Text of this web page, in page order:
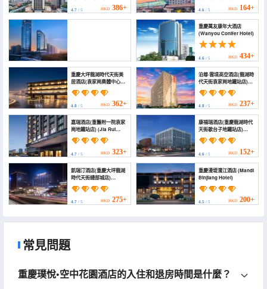
4.7 / 5 HKD 386+ 4.6/ 5 HKD 164+
Sky·雲際51高空江景度假酒店(重慶奧體中心龍湖時代天
街店) (Sky · Yunji 51 High altitude River View Resort
Hotel(
OlympicSportsCenterLonghuTimesTianjieBranch))
4.7/ 5 HKD 486+
重慶萬友康年大酒店
(Wanyou Conifer Hotel)
4.6/ 5 HKD 434+
重慶大坪龍湖時代天街美
居酒店(袁家崗奧體中心店)
(Mercure Chongqing
Daping Longfor Times
Paradise Walk
(Yuanjiagang Olympic))
4.8 / 5 HKD 362+
泊尊·雲境高空酒店(龍湖時
代天街袁家崗地鐵站店)
(Bozun Yunjing High
Altitude Hotel (Longhu
Times Tianjie
Yuanjiagang Subway
Station Store))
4.8/ 5 HKD 237+
嘉瑞酒店(重醫附一院袁家
崗地鐵站店) (Jia Rui
Hotel (Chongqing
Yuanjiagang Metro
4.7 / 5 HKD 323+
康福瑞酒店(重慶龍湖時代
天街歇台子地鐵站店)
(Comfort Hotel (Daping
Times Tianjie Xietaizi
Subway Station
Branch))
4.6/ 5 HKD 152+
凱瑞汀酒店(重慶大坪龍湖
時代天街總部城店)
(Kresting Hotel
(Chongqing
Headquarters City))
4.7 / 5 HKD 275+
重慶漫堤濱江酒店 (Mandi
Binjiang Hotel)
4.5/ 5 HKD 200+
常見問題
重慶璞悅•空中花園酒店的入住和退房時間是什麼？